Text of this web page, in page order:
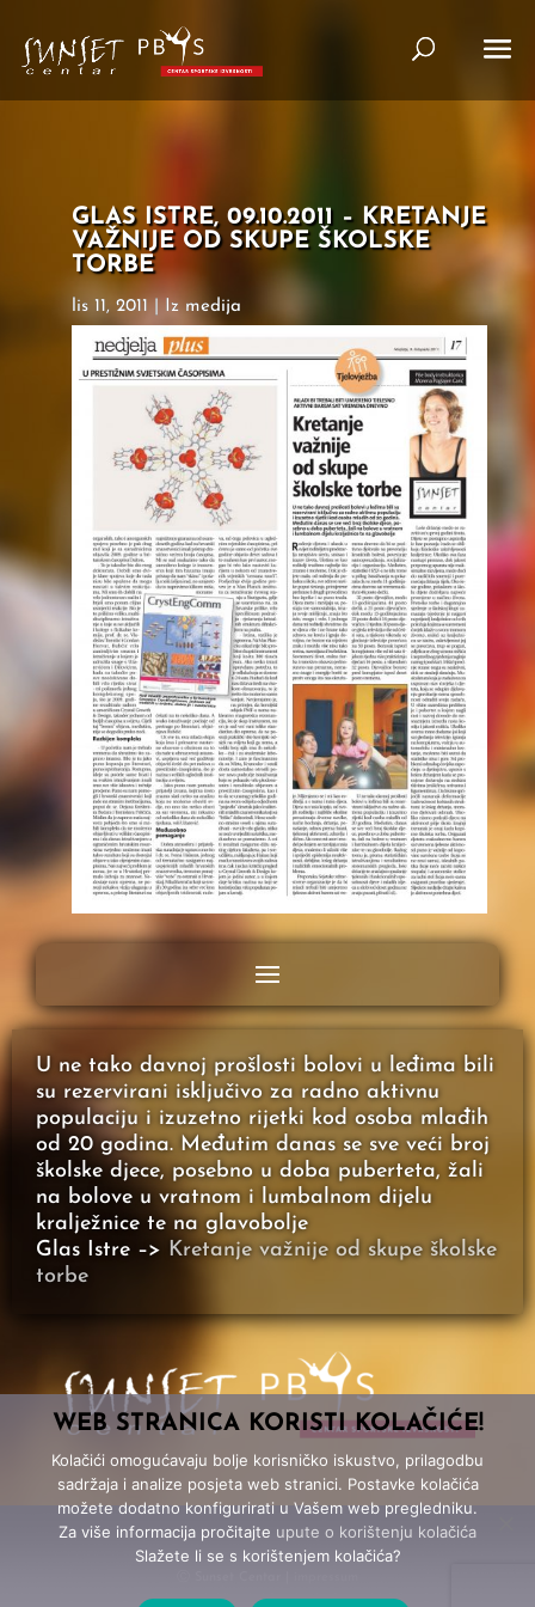
GLAS ISTRE, 09.10.2011 – KRETANJE
VAŽNIJE OD SKUPE ŠKOLSKE
TORBE
lis 11, 2011 Iz medija
U ne tako davnoj prošlosti bolovi u leđima bili
su rezervirani isključivo za radno aktivnu
populaciju i izuzetno rijetki kod osoba mlađih
od 20 godina. Međutim danas se sve veći broj
školske djece, posebno u doba puberteta, žali
na bolove u vratnom i lumbalnom dijelu
kralježnice te na glavobolje
Glas Istre –> Kretanje važnije od skupe školske
torbe
WEB STRANICA KORISTI KOLAČIĆE!
Kolačići omogućavaju bolje korisničko iskustvo, prilagodbu
sadržaja i analize posjeta web stranici. Postavke kolačića
možete dodatno konfigurirati u Vašem web pregledniku.
Za više informacija pročitajte upute o korištenju kolačića
Slažete li se s korištenjem kolačića?